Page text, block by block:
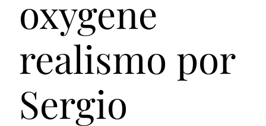
oxygene
realismo por
Sergio